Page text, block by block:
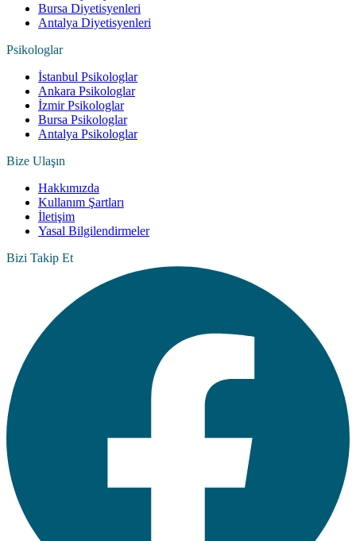
Bursa Diyetisyenleri
Antalya Diyetisyenleri
Psikologlar
İstanbul Psikologlar
Ankara Psikologlar
İzmir Psikologlar
Bursa Psikologlar
Antalya Psikologlar
Bize Ulaşın
Hakkımızda
Kullanım Şartları
İletişim
Yasal Bilgilendirmeler
Bizi Takip Et